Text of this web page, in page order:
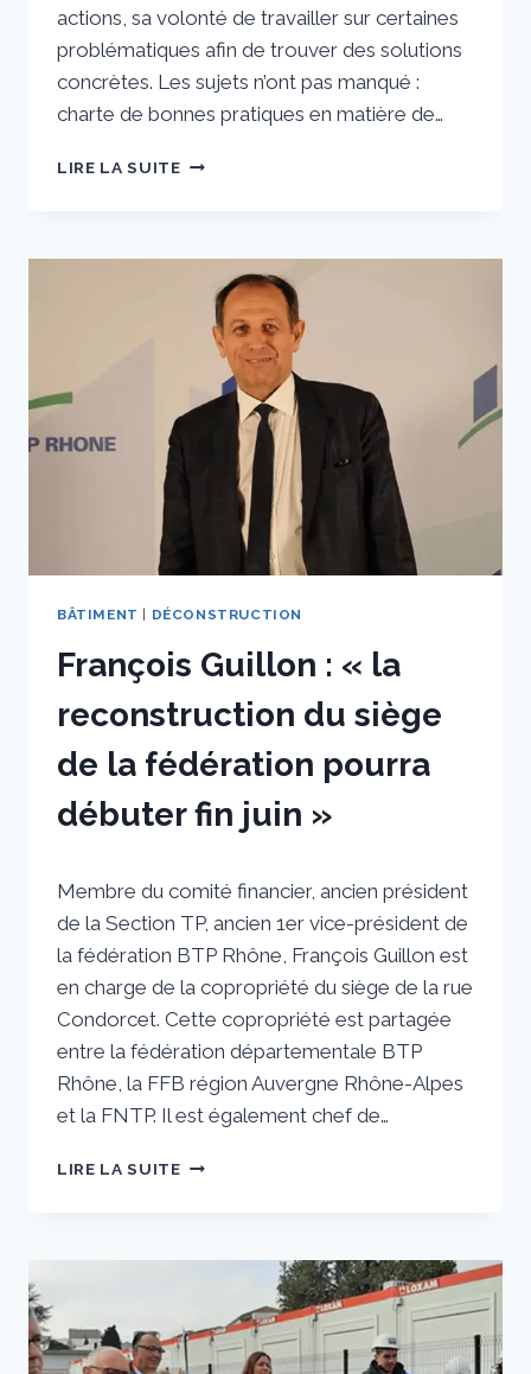
actions, sa volonté de travailler sur certaines
problématiques afin de trouver des solutions
concrètes. Les sujets n’ont pas manqué :
charte de bonnes pratiques en matière de…
LIRE LA SUITESTÉPHANE
A
SPÉCIFICITÉS.
NOUS
AVONS
VOLONTÉ
PARTICIPER
DÉVELOPPEMENT.
BÂTIMENT | DÉCONSTRUCTION
François Guillon : « la
reconstruction du siège
de la fédération pourra
débuter fin juin »
sstradiotto
Membre du comité financier, ancien président
de la Section TP, ancien 1er vice-président de
la fédération BTP Rhône, François Guillon est
en charge de la copropriété du siège de la rue
Condorcet. Cette copropriété est partagée
entre la fédération départementale BTP
Rhône, la FFB région Auvergne Rhône-Alpes
et la FNTP. Il est également chef de…
LIRE LA SUITEFRANÇOIS
DU
LA
FÉDÉRATION